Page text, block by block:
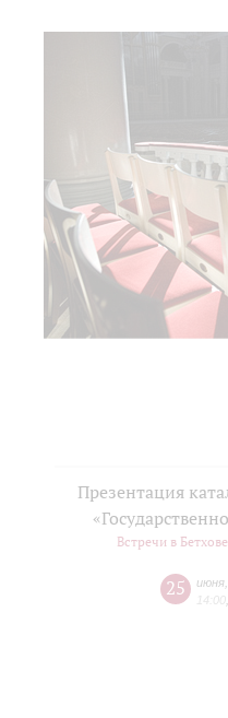
Презентация
Встречи в
25 июня
14:00